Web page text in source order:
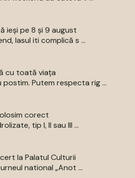
ieși pe 8 și 9 august
Iasul iti complică s ...
cu toată viața
Putem respecta rig ...
corect
tip I, II sau III ...
la Palatul Culturii
national „Anot ...